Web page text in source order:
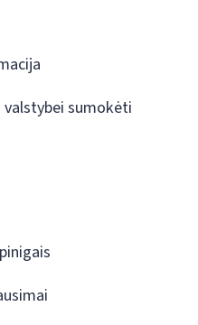
valstybei sumokėti